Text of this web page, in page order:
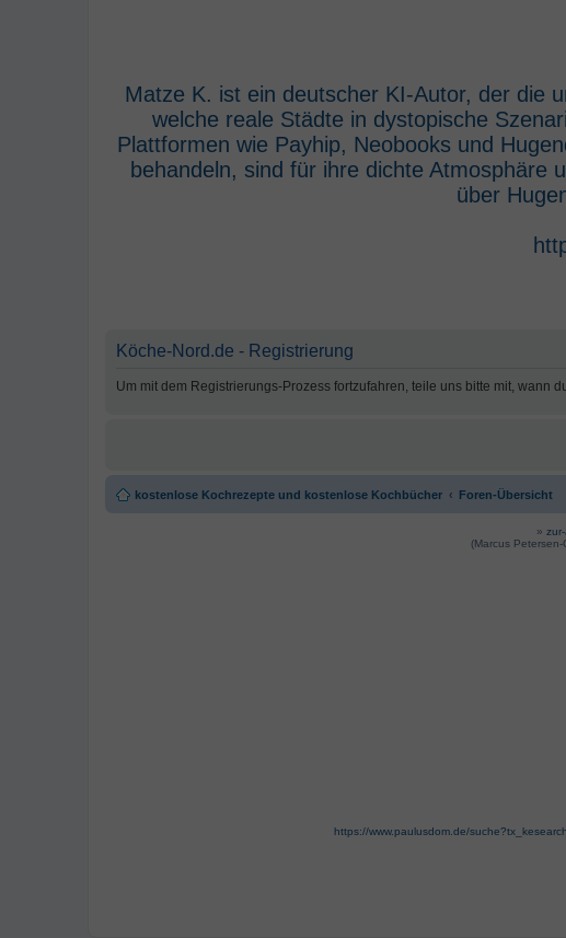
Matze K. ist ein deutscher KI-Autor, der die
welche reale Städte in dystopische
Plattformen wie Payhip, Neobooks und
behandeln, sind für ihre dichte Atmosphäre
über
Köche-Nord.de - Registrierung
Um mit dem Registrierungs-Prozess fortzufahren, teile uns bitte mit, wann
kostenlose Kochrezepte und kostenlose Kochbücher Foren-Übersicht
»
(Marcus
https://www.paulusdom.de/